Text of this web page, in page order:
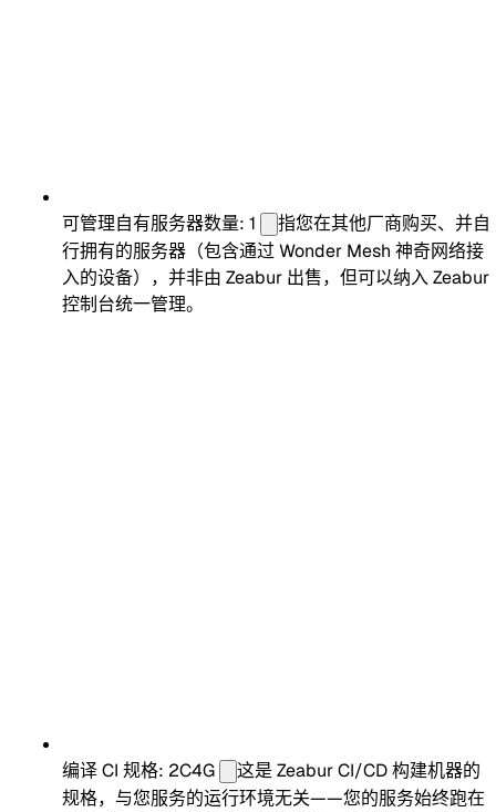
可管理自有服务器数量: 1
指您在其他厂商购买、并自
行拥有的服务器（包含通过 Wonder Mesh 神奇网络接
入的设备），并非由 Zeabur 出售，但可以纳入 Zeabur
控制台统一管理。
编译 CI 规格: 2C4G
这是 Zeabur CI/CD 构建机器的
规格，与您服务的运行环境无关——您的服务始终跑在